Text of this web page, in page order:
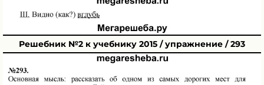
Решебник №2 к учебнику 2015 / упражнение / 293